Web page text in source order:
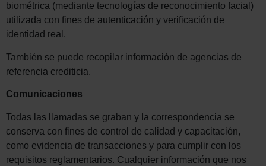
biométrica (mediante tecnologías de reconocimiento facial)
utilizada con fines de autenticación y verificación de
identidad real.
También se puede recopilar información de agencias de
referencia crediticia.
Comunicaciones
Todas las llamadas se graban y la correspondencia se
conserva con fines de control de calidad y capacitación,
como evidencia de transacciones y para cumplir con los
requisitos reglamentarios. Cualquier información que nos